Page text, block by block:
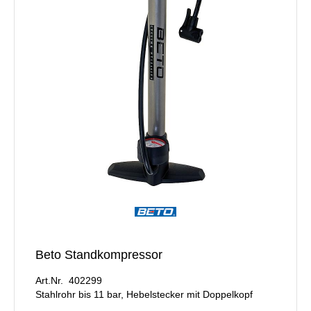
Beto Standkompressor
Art.Nr. 402299
Stahlrohr bis 11 bar, Hebelstecker mit Doppelkopf